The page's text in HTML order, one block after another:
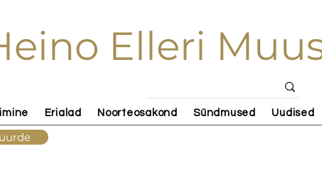
Elleri
Erialad Noorteosakond Sündmused Uudised